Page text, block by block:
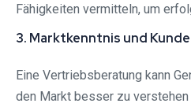
Fähigkeiten vermitteln, um
3. Marktkenntnis und
Eine Vertriebsberatung kann
den Markt besser zu verstehen